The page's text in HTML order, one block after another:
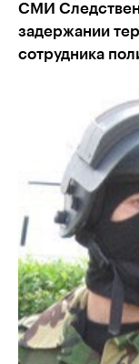
СМИ
задержании
сотрудника